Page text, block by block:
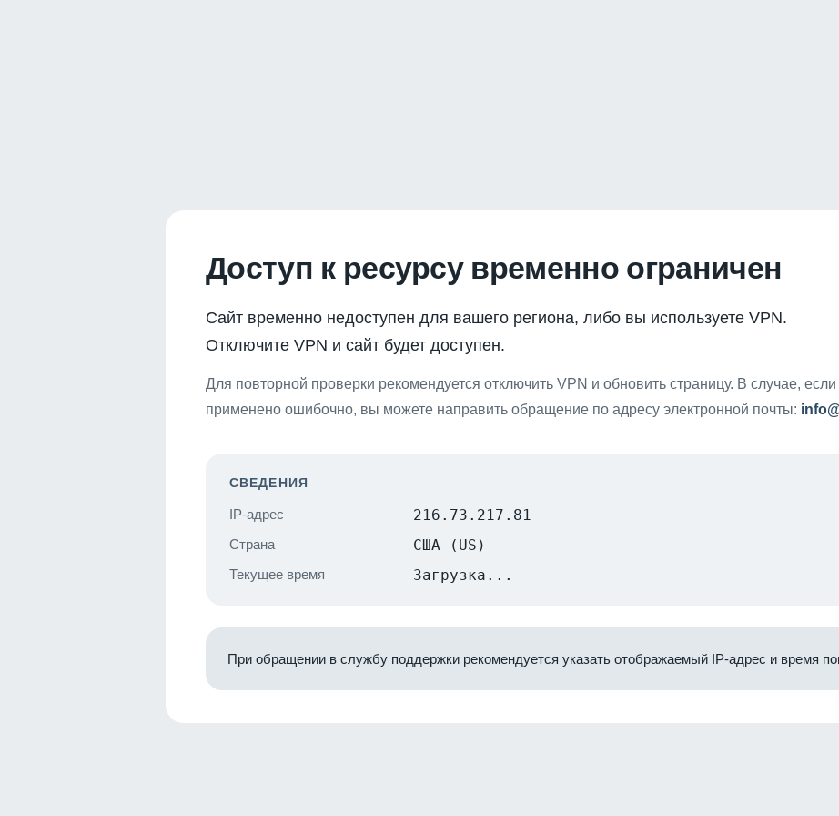
Доступ к ресурсу временно ограничен
Сайт временно недоступен для вашего региона, либо вы используете VPN.
Отключите VPN и сайт будет доступен.
Для повторной проверки рекомендуется отключить VPN и обновить страницу. В случае,
применено ошибочно, вы можете направить обращение по адресу электронной почты:
СВЕДЕНИЯ
IP-адрес 216.73.217.81
Страна США (US)
Текущее время Загрузка...
При обращении в службу поддержки рекомендуется указать отображаемый IP-адрес и время